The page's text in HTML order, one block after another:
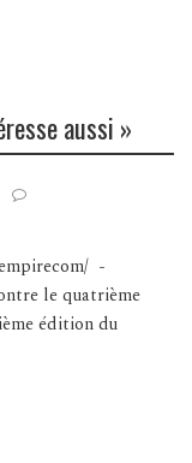
aussi »
-
le quatrième
édition du